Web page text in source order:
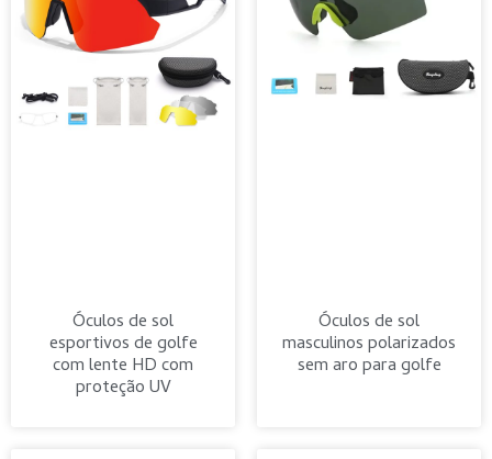
Óculos de sol
esportivos de golfe
com lente HD com
proteção UV
Óculos de sol
masculinos polarizados
sem aro para golfe